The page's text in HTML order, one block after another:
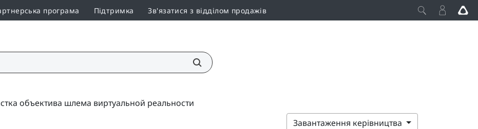
програма Підтримка Зв'язатися з відділом продажів
объектива шлема виртуальной реальности
Завантаження керівництва